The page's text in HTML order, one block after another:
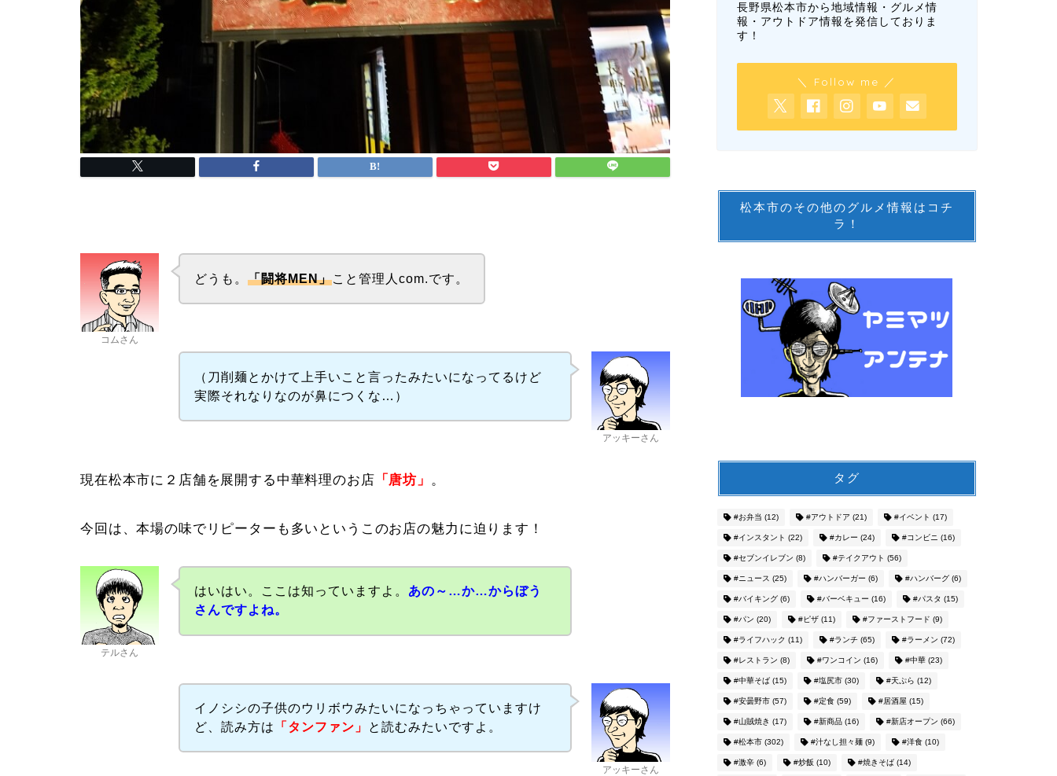
コムさん
どうも。「闘将MEN」こと管理人com.です。
アッキーさん
（刀削麺とかけて上手いこと言ったみたいになってるけど
実際それなりなのが鼻につくな…）
現在松本市に２店舗を展開する中華料理のお店 「唐坊」 。
今回は、本場の味でリピーターも多いというこのお店の魅力に迫ります！
テルさん
はいはい。ここは知っていますよ。 あの～…か…からぼう
さんですよね。
アッキーさん
イノシシの子供のウリボウみたいになっちゃっていますけ
ど、読み方は
「タンファン」 と読むみたいですよ。
長野県松本市から地域情報・グルメ情
報・アウトドア情報を発信しておりま
す！
＼ Follow me ／
松本市のその他のグルメ情報はコチ
ラ！
タグ
#お弁当 (12) #アウトドア (21) #イベント (17)
#インスタント (22) #カレー (24) #コンビニ (16)
#セブンイレブン (8) #テイクアウト (56)
#ニュース (25) #ハンバーガー (6) #ハンバーグ(6)
#バイキング(6) #バーベキュー (16) #パスタ (15)
#パン (20) #ピザ(11) #ファーストフード (9)
#ライフハック (11) #ランチ(65) #ラーメン (72)
#レストラン (8) #ワンコイン (16) #中華(23)
#中華そば(15) #塩尻市(30) #天ぷら (12)
#安曇野市(57) #定食(59) #居酒屋 (15)
#山賊焼き (17) #新商品(16) #新店オープン (66)
#松本市(302) #汁なし担々麺(9) #洋食(10)
#激辛(6) #炒飯 (10) #焼きそば(14)